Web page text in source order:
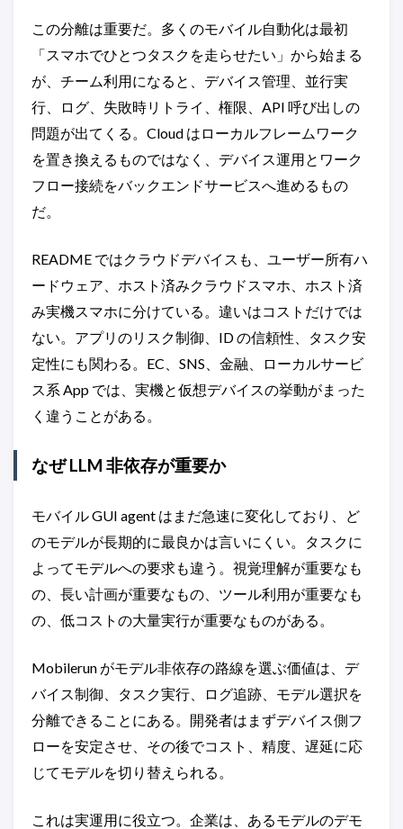
この分離は重要だ。多くのモバイル自動化は最初
「スマホでひとつタスクを走らせたい」から始まる
が、チーム利用になると、デバイス管理、並行実
行、ログ、失敗時リトライ、権限、API 呼び出しの
問題が出てくる。Cloud はローカルフレームワーク
を置き換えるものではなく、デバイス運用とワーク
フロー接続をバックエンドサービスへ進めるもの
だ。
README ではクラウドデバイスも、ユーザー所有ハ
ードウェア、ホスト済みクラウドスマホ、ホスト済
み実機スマホに分けている。違いはコストだけでは
ない。アプリのリスク制御、ID の信頼性、タスク安
定性にも関わる。EC、SNS、金融、ローカルサービ
ス系 App では、実機と仮想デバイスの挙動がまった
く違うことがある。
なぜ LLM 非依存が重要か
モバイル GUI agent はまだ急速に変化しており、ど
のモデルが長期的に最良かは言いにくい。タスクに
よってモデルへの要求も違う。視覚理解が重要なも
の、長い計画が重要なもの、ツール利用が重要なも
の、低コストの大量実行が重要なものがある。
Mobilerun がモデル非依存の路線を選ぶ価値は、デ
バイス制御、タスク実行、ログ追跡、モデル選択を
分離できることにある。開発者はまずデバイス側フ
ローを安定させ、その後でコスト、精度、遅延に応
じてモデルを切り替えられる。
これは実運用に役立つ。企業は、あるモデルのデモ